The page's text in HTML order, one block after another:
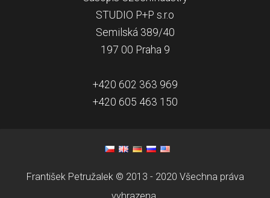
STUDIO P+P s.r.o
Semilská 389/40
197 00 Praha 9
+420 602 363 969
+420 605 463 150
František Petružalek © 2013 - 2020 Všechna práva